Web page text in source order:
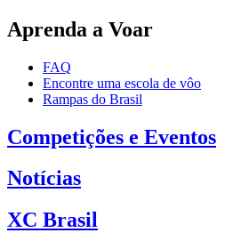
Aprenda a Voar
FAQ
Encontre uma escola de vôo
Rampas do Brasil
Competições e Eventos
Notícias
XC Brasil